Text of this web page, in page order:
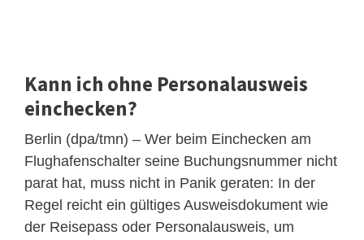
Kann ich ohne Personalausweis
einchecken?
Berlin (dpa/tmn) – Wer beim Einchecken am
Flughafenschalter seine Buchungsnummer nicht
parat hat, muss nicht in Panik geraten: In der
Regel reicht ein gültiges Ausweisdokument wie
der Reisepass oder Personalausweis, um